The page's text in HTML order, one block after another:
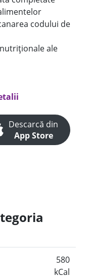
codului de
ale
Descarcă din
App Store
580
kCal